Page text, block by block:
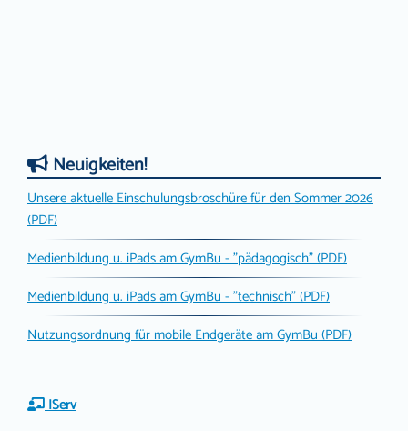
Neuigkeiten!
Unsere aktuelle Einschulungsbroschüre für den Sommer 2026
(PDF)
Medienbildung u. iPads am GymBu - "pädagogisch" (PDF)
Medienbildung u. iPads am GymBu - "technisch" (PDF)
Nutzungsordnung für mobile Endgeräte am GymBu (PDF)
IServ